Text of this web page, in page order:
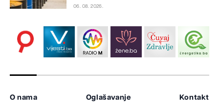
06. 08. 2026.
O nama Oglašavanje Kontakt